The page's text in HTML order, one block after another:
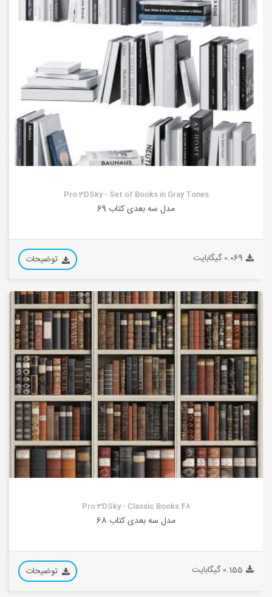
Pro 3DSky - Set of Books in Gray Tones
مدل سه بعدی کتاب 69
0.069 گیگابایت توضیحات
Pro 3DSky - Classic Books 48
مدل سه بعدی کتاب 68
0.155 گیگابایت توضیحات